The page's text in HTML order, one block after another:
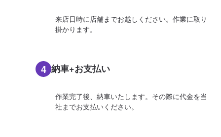
来店日時に店舗までお越しください。作業に取り
掛かります。
4 納車+お支払い
作業完了後、納車いたします。その際に代金を当
社までお支払いください。